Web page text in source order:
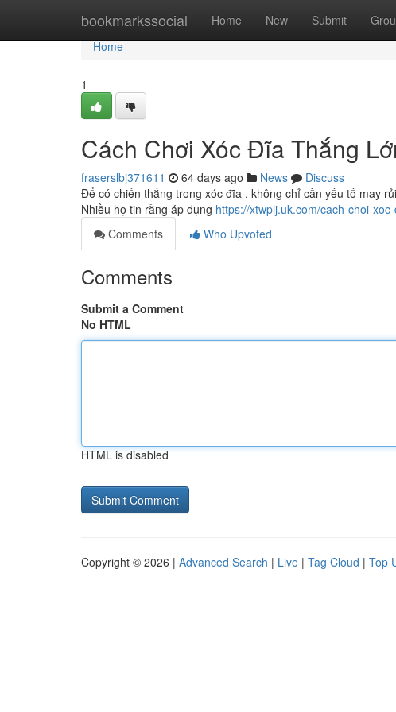
bookmarkssocial Home New Submit
Home
Home
1
Cách Chơi Xóc Đĩa Thắng
fraserslbj371611 64 days ago News
Discuss
Để có chiến thắng trong xóc đĩa , không chỉ cần yếu tố may
Nhiều họ tin rằng áp dụng https://xtwplj.uk.com/cach-choi-
Comments
Who Upvoted
Comments
Submit a Comment
No HTML
HTML is disabled
Copyright © 2026 | Advanced Search | Live | Tag Cloud | Top